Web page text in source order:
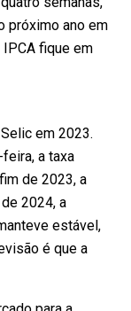
próximo ano em
fique em
em 2023.
a taxa
de 2023, a
2024, a
estável,
é que a